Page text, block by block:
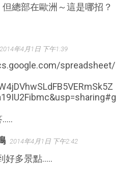
但總部在歐洲～這是哪招？
2014年4月1日 下午1:39
spreadsheet/
2014年4月1日 下午2:42
好多景點.....